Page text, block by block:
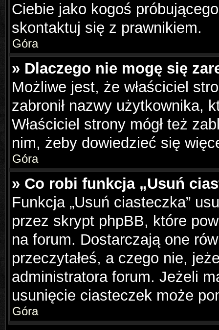
Ciebie jako kogoś
skontaktuj się z prawnikiem.
Góra
» Dlaczego nie mogę się
Możliwe jest, że właściciel
zabronił nazwy użytkownika,
Właściciel strony mógł też
nim, żeby dowiedzieć się
Góra
» Co robi funkcja „Usuń
Funkcja „Usuń ciasteczka”
przez skrypt phpBB, które
na forum. Dostarczają one
przeczytałeś, a czego nie,
administratora forum. Jeżeli
usunięcie ciasteczek może
Góra